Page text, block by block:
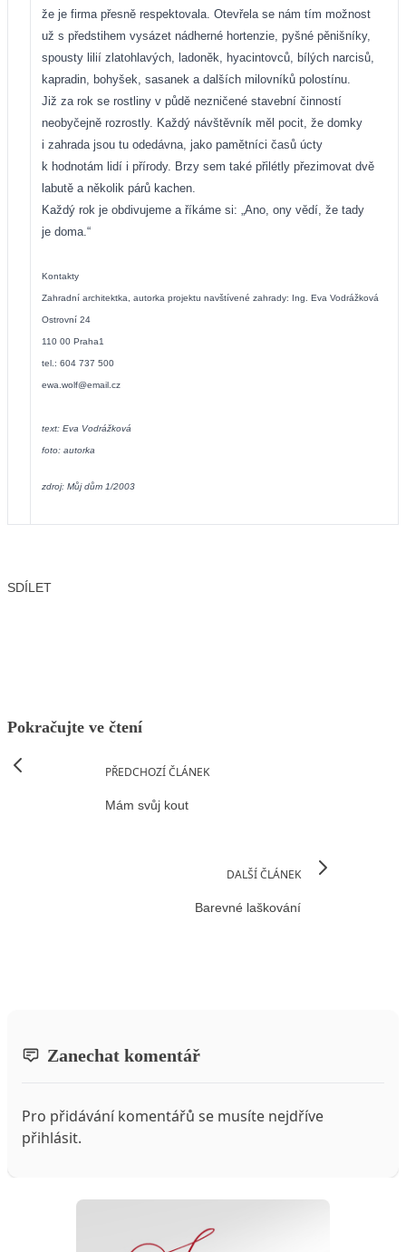
že je firma přesně respektovala. Otevřela se nám tím možnost
už s předstihem vysázet nádherné hortenzie, pyšné pěnišníky,
spousty lilií zlatohlavých, ladoněk, hyacintovců, bílých narcisů,
kapradin, bohyšek, sasanek a dalších milovníků polostínu.
Již za rok se rostliny v půdě nezničené stavební činností
neobyčejně rozrostly. Každý návštěvník měl pocit, že domky
i zahrada jsou tu odedávna, jako pamětníci časů úcty
k hodnotám lidí i přírody. Brzy sem také přilétly přezimovat dvě
labutě a několik párů kachen.
Každý rok je obdivujeme a říkáme si: „Ano, ony vědí, že tady
je doma.“
Kontakty
Zahradní architektka, autorka projektu navštívené zahrady: Ing. Eva Vodrážková
Ostrovní 24
110 00 Praha1
tel.: 604 737 500
ewa.wolf@email.cz
text: Eva Vodrážková
foto: autorka
zdroj: Můj dům 1/2003
SDÍLET
Pokračujte ve čtení
PŘEDCHOZÍ ČLÁNEK
Mám svůj kout
DALŠÍ ČLÁNEK
Barevné laškování
Zanechat komentář
Pro přidávání komentářů se musíte nejdříve
přihlásit.